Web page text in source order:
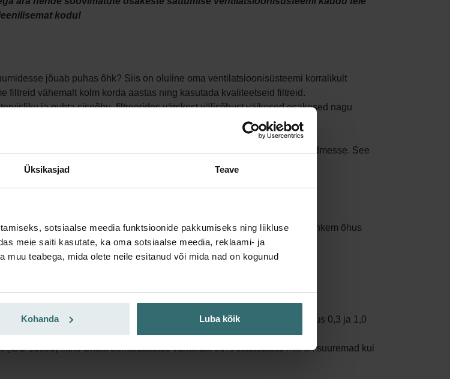
Üksikasjad Teave
sotsiaalse meedia funktsioonide pakkumiseks ning liikluse
meie saiti kasutate, ka oma sotsiaalse meedia, reklaami- ja
teabega, mida olete neile esitanud või mida nad on kogunud
Kohanda Luba kõik
kodu!
jõuab puhas õhk? Siis on oluline oma ventilatsioonisüsteemi korralikult
filtreid vähemalt kolm korda aastas ning kasutada kvaliteetseid filtreid.
ja puhta siseõhu, filtreerides värskest välisõhust väikesed osakesed nagu
jõuavad. Oluline on paigaldada see filter sinna poolele, kust
olev mustus ei koguneks teie Climos 200 ventilatsiooniseadmesse. See
madalal.
kuni neli kuud. Volditud disain suurendab filtri pindala, püüdes kinni rohkem õhus
juba täitunud ja peaksite need välja vahetama.
filtrit. Õhust eemaldatakse vähemalt 50% osakestest suurusvahemikus 0,3 ja 1,0
16890) filtrit. Õhust eemaldatakse vähemalt 60% osakestest, mis on suuremad kui